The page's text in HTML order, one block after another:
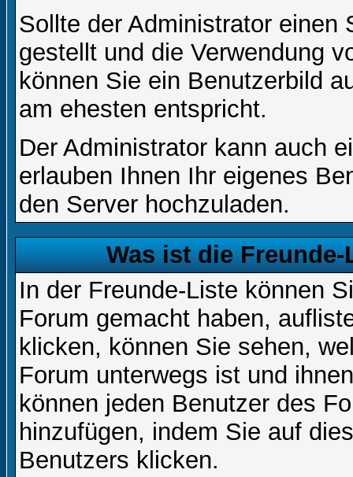
Sollte der Administrator einen
gestellt und die Verwendung
können Sie ein Benutzerbild
am ehesten entspricht.
Der Administrator kann auch
erlauben Ihnen Ihr eigenes
den Server hochzuladen.
Was ist die
In der Freunde-Liste können
Forum gemacht haben,
klicken, können Sie sehen,
Forum unterwegs ist und
können jeden Benutzer des
hinzufügen, indem Sie auf
Benutzers klicken.